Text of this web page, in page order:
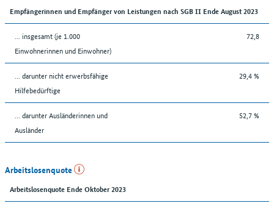
Empfängerinnen und Empfänger von Leistungen nach SGB II Ende August 2023
... insgesamt (je 1.000
Einwohnerinnen und Einwohner)
72,8
... darunter nicht erwerbsfähige
Hilfebedürftige
29,4 %
... darunter Ausländerinnen und
Ausländer
52,7 %
Arbeitslosenquote
Arbeitslosenquote Ende Oktober 2023